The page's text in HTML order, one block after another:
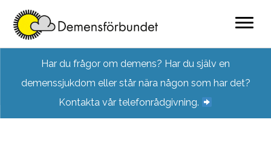
content
Har du frågor om demens? Har du själv en
demenssjukdom eller står nära någon som har det?
Kontakta vår telefonrådgivning.